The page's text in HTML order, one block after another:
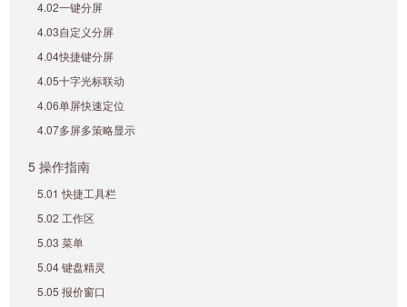
4.02一键分屏
4.03自定义分屏
4.04快捷键分屏
4.05十字光标联动
4.06单屏快速定位
4.07多屏多策略显示
5 操作指南
5.01 快捷工具栏
5.02 工作区
5.03 菜单
5.04 键盘精灵
5.05 报价窗口